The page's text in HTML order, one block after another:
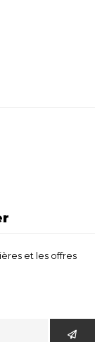
et les offres